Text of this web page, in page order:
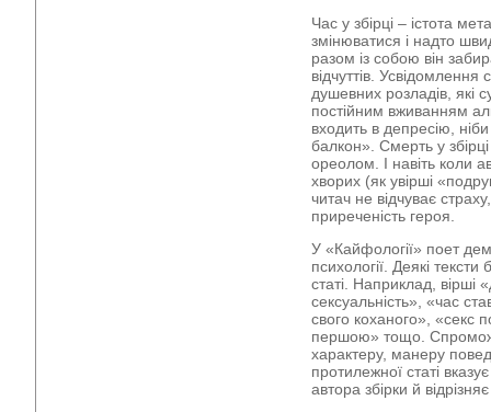
Час у збірці – істота
змінюватися і надто
разом із собою він
відчуттів.
душевних розладів, які
постійним вживанням
входить в депресію,
балкон». Смерть у
ореолом. І навіть коли
хворих (як увірші
читач не відчуває
приреченість героя.
У «Кайфології» поет
психології. Деякі
статі. Наприклад, вірші
сексуальність», «час
свого коханого», «секс
першою» тощо.
характеру, манеру
протилежної статі
автора збірки й